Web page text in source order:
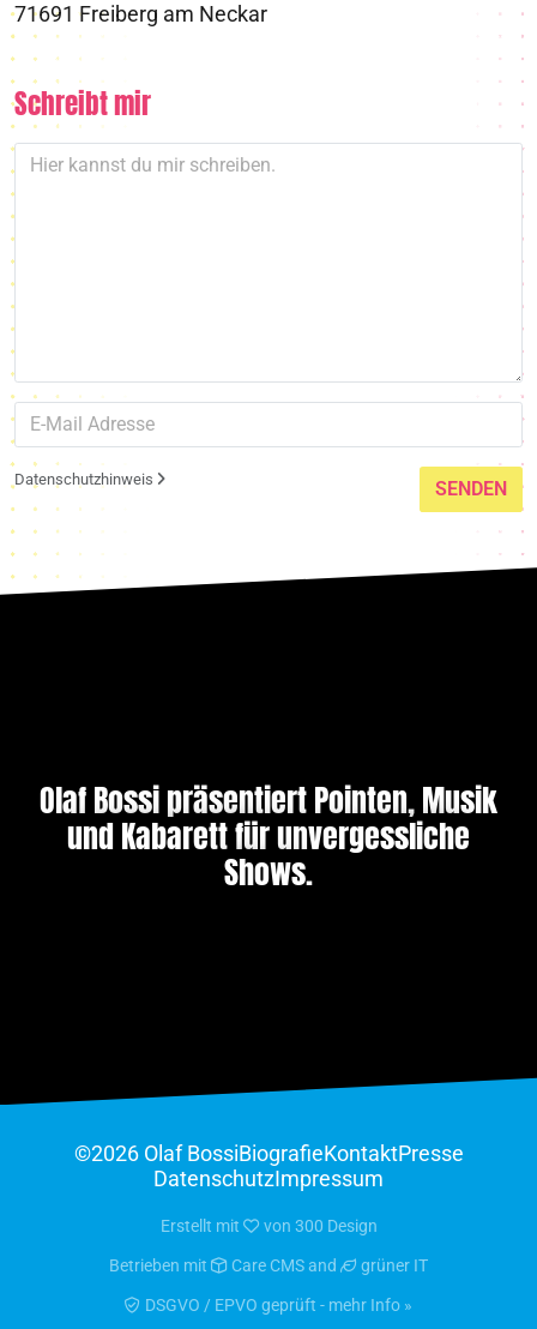
71691 Freiberg am Neckar
Schreibt mir
Datenschutzhinweis SENDEN
Olaf Bossi präsentiert Pointen, Musik
und Kabarett für unvergessliche
Shows.
©2026 Olaf BossiBiografieKontaktPresse
DatenschutzImpressum
Erstellt mit von 300 Design
Betrieben mit Care CMSand grüner IT
DSGVO / EPVO geprüft - mehr Info »